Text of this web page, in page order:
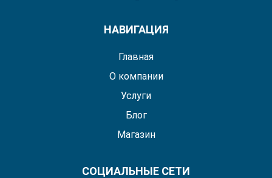
НАВИГАЦИЯ
Главная
О компании
Услуги
Блог
Магазин
СОЦИАЛЬНЫЕ СЕТИ